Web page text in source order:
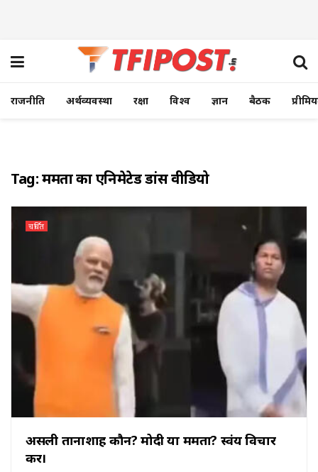
राजनीति अर्थव्यवस्था रक्षा विश्व ज्ञान बैठक
Tag:ममता का एनिमेटेड डांस वीडियो
चर्चित
असली तानाशाह कौन? मोदी या ममता? स्वंय विचार
करें।